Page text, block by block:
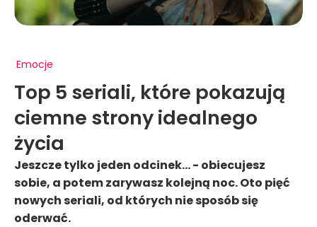
Emocje
Top 5 seriali, które pokazują
ciemne strony idealnego
życia
Jeszcze tylko jeden odcinek… - obiecujesz
sobie, a potem zarywasz kolejną noc. Oto pięć
nowych seriali, od których nie sposób się
oderwać.